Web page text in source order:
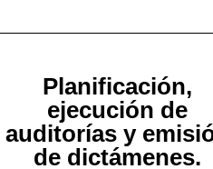
Planificación,
ejecución de
auditorías y
de dictámenes.